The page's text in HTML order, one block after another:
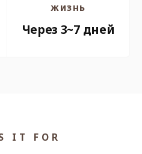
жизнь
Через 3~7 дней
IT FOR